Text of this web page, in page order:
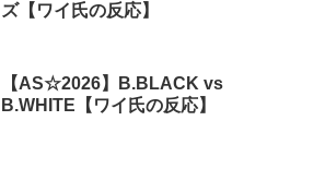
ズ【ワイ氏の反応】
【AS☆2026】B.BLACK vs
B.WHITE【ワイ氏の反応】